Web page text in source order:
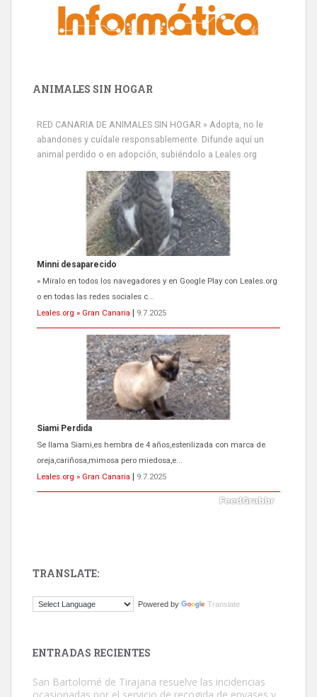
ANIMALES SIN HOGAR
RED CANARIA DE ANIMALES SIN HOGAR » Adopta, no le
abandones y cuídale responsablemente. Difunde aquí un
animal perdido o en adopción, subiéndolo a Leales.org
Minni desaparecido
» Míralo en todos los navegadores y en Google Play con Leales.org
o en todas las redes sociales c...
Leales.org » Gran Canaria
9.7.2025
Siami Perdida
Se llama Siami,es hembra de 4 años,esterilizada con marca de
oreja,cariñosa,mimosa pero miedosa,e...
Leales.org » Gran Canaria
9.7.2025
El ayuntamiento se va a llevar a Los Gatos callejeros de la zona los
TRANSLATE:
Powered by Translate
ENTRADAS RECIENTES
San Bartolomé de Tirajana resuelve las incidencias